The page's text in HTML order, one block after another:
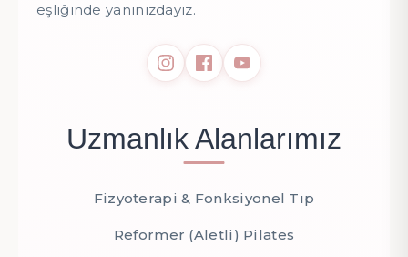
eşliğinde yanınızdayız.
Uzmanlık Alanlarımız
Fizyoterapi & Fonksiyonel Tıp
Reformer (Aletli) Pilates